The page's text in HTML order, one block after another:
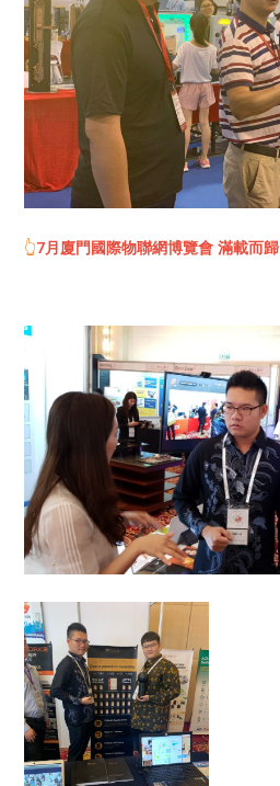
👆7月廈門國際物聯網博覽會 滿載而歸